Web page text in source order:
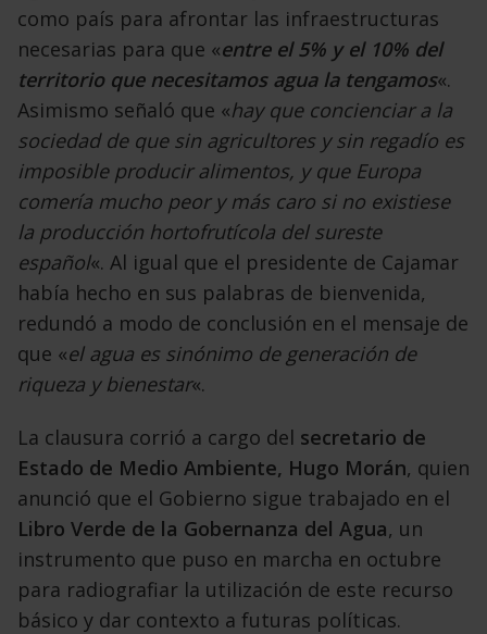
como país para afrontar las infraestructuras
necesarias para que «entre el 5% y el 10% del
territorio que necesitamos agua la tengamos«.
Asimismo señaló que «hay que concienciar a la
sociedad de que sin agricultores y sin regadío es
imposible producir alimentos, y que Europa
comería mucho peor y más caro si no existiese
la producción hortofrutícola del sureste
español«. Al igual que el presidente de Cajamar
había hecho en sus palabras de bienvenida,
redundó a modo de conclusión en el mensaje de
que «el agua es sinónimo de generación de
riqueza y bienestar«.
La clausura corrió a cargo del secretario de
Estado de Medio Ambiente, Hugo Morán, quien
anunció que el Gobierno sigue trabajado en el
Libro Verde de la Gobernanza del Agua, un
instrumento que puso en marcha en octubre
para radiografiar la utilización de este recurso
básico y dar contexto a futuras políticas.